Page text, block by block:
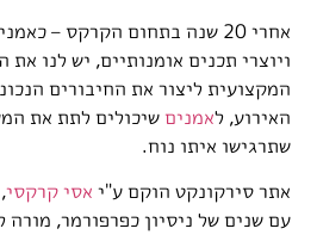
אחרי 20 שנה בתחום הקרקס –
ויוצרי תכנים אומנותיים, יש לנו את
המקצועית ליצור את החיבורים
האירוע, לאמניםשיכולים לתת את
שתרגישו איתו נוח.
אתר סירקונקט הוקם ע"י אסי קרקסי
עם שנים של ניסיון כפרפורמר, מורה